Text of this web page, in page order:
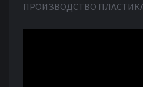
ПРОИЗВОДСТВО ПЛАСТИКА |